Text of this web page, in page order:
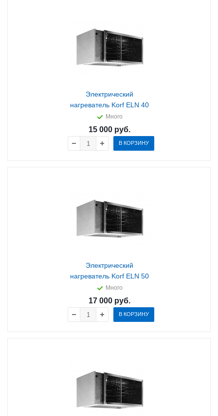
Электрический
нагреватель Korf ELN 40
Много
15 000руб.
В КОРЗИНУ
Электрический
нагреватель Korf ELN 50
Много
17 000руб.
В КОРЗИНУ